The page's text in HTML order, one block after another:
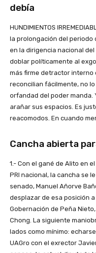
debía
HUNDIMIENTOS
la prolongación del periodo
en la dirigencia nacional del
doblar políticamente al
más firme detractor interno
reconcilian fácilmente, no
orfandad del poder manda.
arañar sus espacios. Es
reacomodos. En cuando
Cancha abierta
1.- Con el gané de Alito en
PRI nacional, la cancha se
senado, Manuel Añorve
desplazar de esa posición
Gobernación de Peña
Chong. La siguiente
lados como mínimo:
UAGro con el exrector